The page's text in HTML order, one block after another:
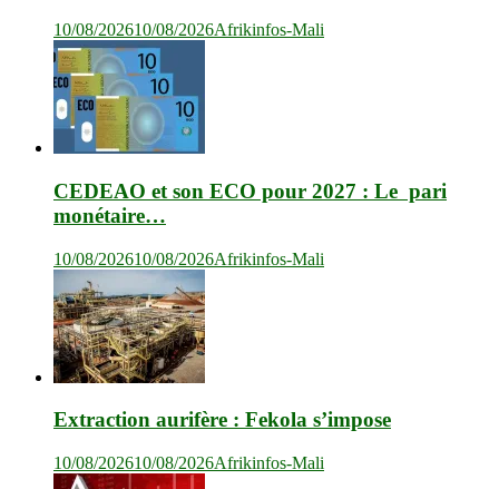
10/08/202610/08/2026Afrikinfos-Mali
CEDEAO et son ECO pour 2027 : Le pari
monétaire…
10/08/202610/08/2026Afrikinfos-Mali
Extraction aurifère : Fekola s’impose
10/08/202610/08/2026Afrikinfos-Mali